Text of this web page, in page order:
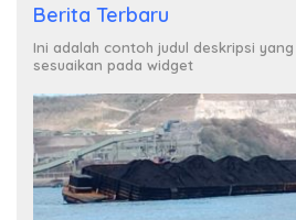
Berita Terbaru
Ini adalah contoh judul deskripsi
sesuaikan pada widget